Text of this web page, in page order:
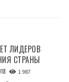
ЛИДЕРОВ
СТРАНЫ
1 987